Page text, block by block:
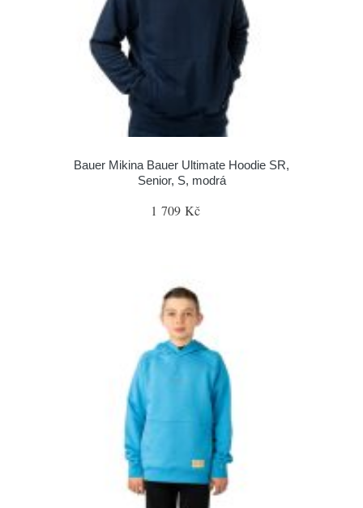
Bauer Mikina Bauer Ultimate Hoodie SR,
Senior, S, modrá
1 709 Kč